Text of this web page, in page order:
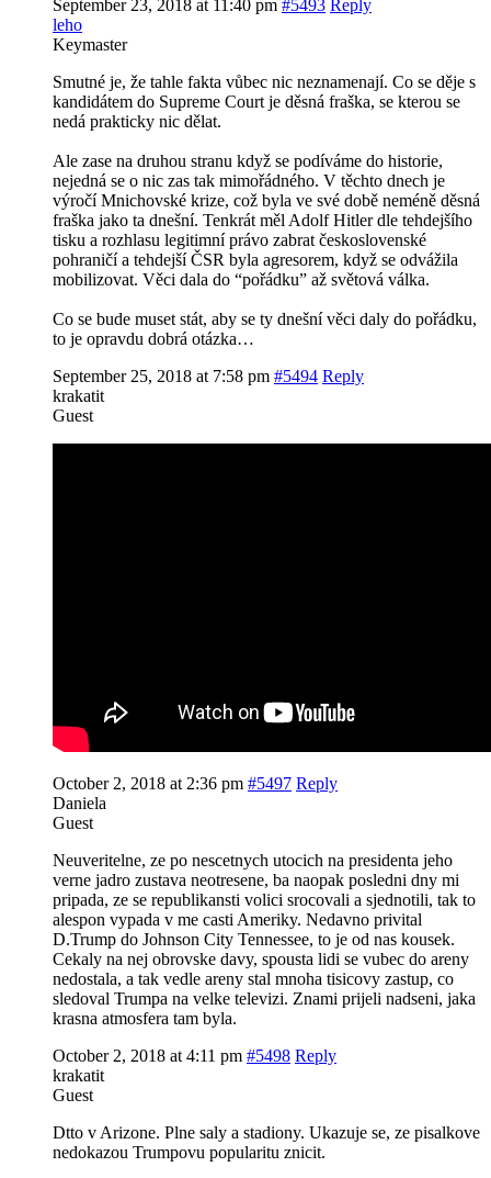
September 23, 2018 at 11:40 pm #5493 Reply
leho
Keymaster
Smutné je, že tahle fakta vůbec nic neznamenají. Co se děje s
kandidátem do Supreme Court je děsná fraška, se kterou se
nedá prakticky nic dělat.
Ale zase na druhou stranu když se podíváme do historie,
nejedná se o nic zas tak mimořádného. V těchto dnech je
výročí Mnichovské krize, což byla ve své době neméně děsná
fraška jako ta dnešní. Tenkrát měl Adolf Hitler dle tehdejšího
tisku a rozhlasu legitimní právo zabrat československé
pohraničí a tehdejší ČSR byla agresorem, když se odvážila
mobilizovat. Věci dala do “pořádku” až světová válka.
Co se bude muset stát, aby se ty dnešní věci daly do pořádku,
to je opravdu dobrá otázka…
September 25, 2018 at 7:58 pm #5494 Reply
krakatit
Guest
October 2, 2018 at 2:36 pm #5497 Reply
Daniela
Guest
Neuveritelne, ze po nescetnych utocich na presidenta jeho
verne jadro zustava neotresene, ba naopak posledni dny mi
pripada, ze se republikansti volici srocovali a sjednotili, tak to
alespon vypada v me casti Ameriky. Nedavno privital
D.Trump do Johnson City Tennessee, to je od nas kousek.
Cekaly na nej obrovske davy, spousta lidi se vubec do areny
nedostala, a tak vedle areny stal mnoha tisicovy zastup, co
sledoval Trumpa na velke televizi. Znami prijeli nadseni, jaka
krasna atmosfera tam byla.
October 2, 2018 at 4:11 pm #5498 Reply
krakatit
Guest
Dtto v Arizone. Plne saly a stadiony. Ukazuje se, ze pisalkove
nedokazou Trumpovu popularitu znicit.